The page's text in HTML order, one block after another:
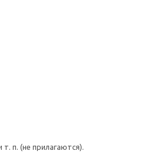
п. (не прилагаются).